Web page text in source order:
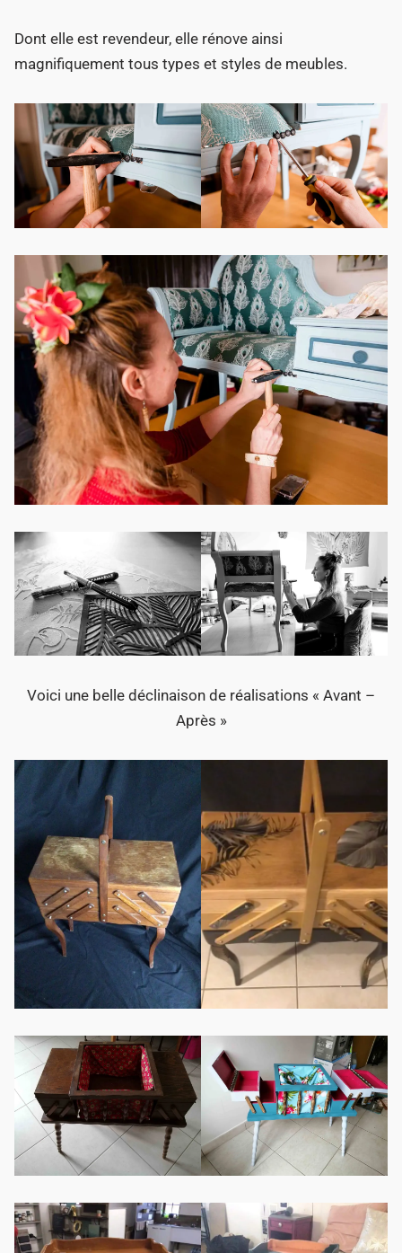
Dont elle est revendeur, elle rénove ainsi
magnifiquement tous types et styles de meubles.
Voici une belle déclinaison de réalisations « Avant –
Après »